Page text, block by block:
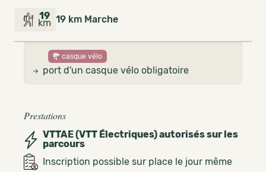
19
km 19 km Marche
casque vélo
port d'un casque vélo obligatoire
Prestations
VTTAE (VTT Électriques) autorisés sur les
parcours
Inscription possible sur place le jour même